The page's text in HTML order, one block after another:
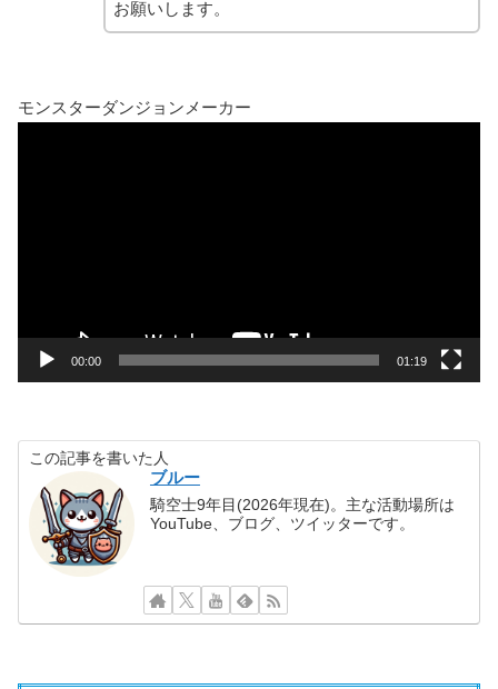
お願いします。
モンスターダンジョンメーカー
00:00 01:19
この記事を書いた人
ブルー
騎空士9年目(2026年現在)。主な活動場所は
YouTube、ブログ、ツイッターです。